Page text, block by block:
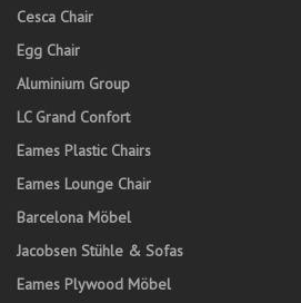
Cesca Chair
Egg Chair
Aluminium Group
LC Grand Confort
Eames Plastic Chairs
Eames Lounge Chair
Barcelona Möbel
Jacobsen Stühle & Sofas
Eames Plywood Möbel